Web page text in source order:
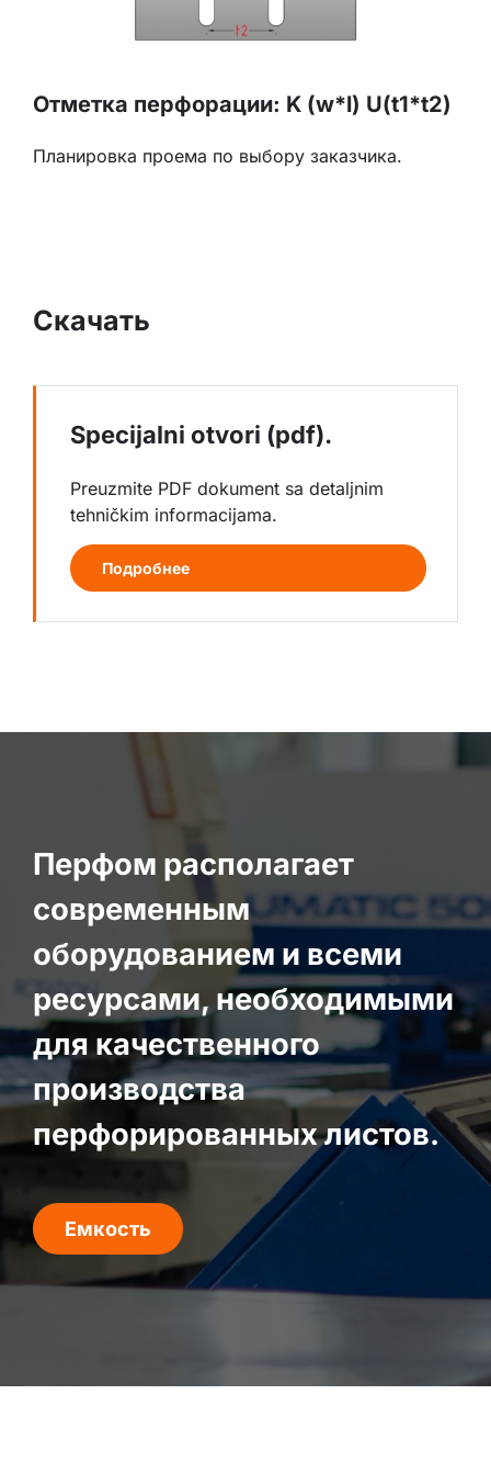
Отметка перфорации: K (w*l) U(t1*t2)
Планировка проема по выбору заказчика.
Скачать
Specijalni otvori (pdf).
Preuzmite PDF dokument sa detaljnim
tehničkim informacijama.
Подробнее
Перфом располагает
современным
оборудованием и всеми
ресурсами, необходимыми
для качественного
производства
перфорированных листов.
Емкость